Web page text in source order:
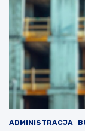
ADMINISTRACJA